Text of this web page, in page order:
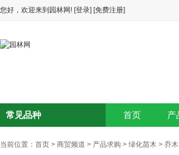
您好，欢迎来到园林网! [登录] [免费注册]
首页 产
常见品种
当前位置： 首页 > 商贸频道 > 产品求购 > 绿化苗木 > 乔木